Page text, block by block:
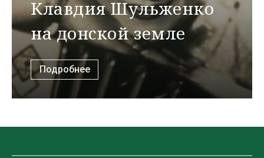
Клавдия Шульженко
на донской земле
Подробнее